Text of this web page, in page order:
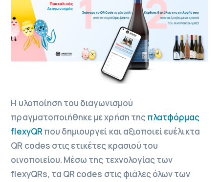
Η υλοποίηση του διαγωνισμού
πραγματοποιήθηκε με χρήση της πλατφόρμας
flexyQR που δημιουργεί και αξιοποιεί ευέλικτα
QR codes στις ετικέτες κρασιού του
οινοποιείου. Μέσω της τεχνολογίας των
flexyQRs, τα QR codes στις φιάλες όλων των